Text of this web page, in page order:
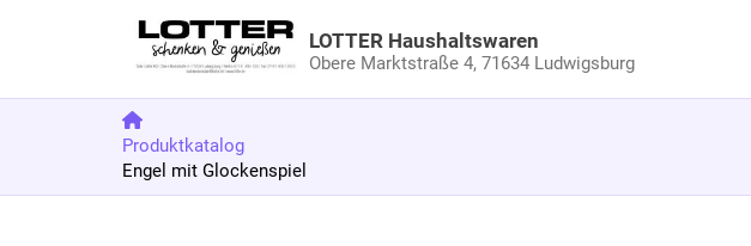
LOTTER Haushaltswaren
Obere Marktstraße 4, 71634 Ludwigsburg
Produktkatalog
Engel mit Glockenspiel